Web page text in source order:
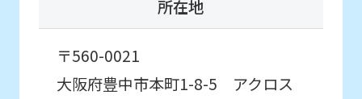
所在地
〒560-0021
大阪府豊中市本町1-8-5 アクロス
translated
so
こんなお子さまにおすすめ
通常スクールに入会する前に
スクールを体験したい方。